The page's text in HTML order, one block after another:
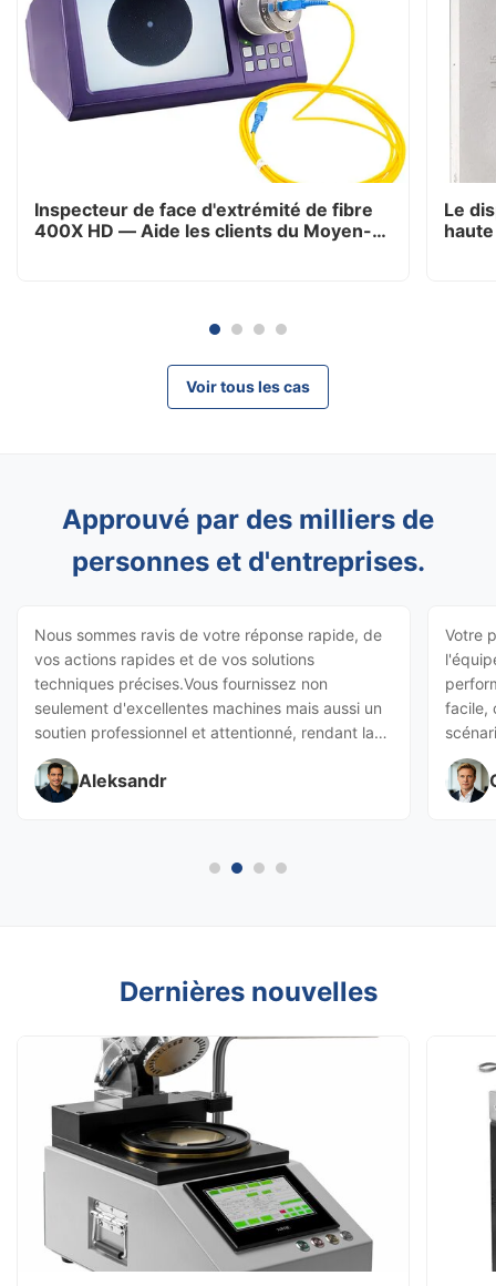
Inspecteur de face d'extrémité de fibre
400X HD — Aide les clients du Moyen-
Le
Voir tous les cas
Approuvé par des milliers de
personnes et d'entreprises.
Nous sommes ravis de votre réponse rapide, de
vos actions rapides et de vos solutions
techniques précises.Vous fournissez non
seulement d'excellentes machines mais aussi un
soutien professionnel et attentionné, rendant la
coopération fluide et satisfaisante.
Aleksandr
Votre
facile,
notre
Dernières nouvelles